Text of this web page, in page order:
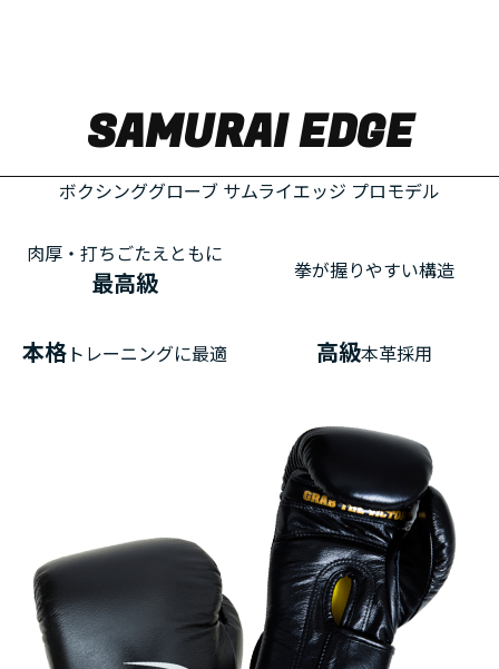
SAMURAI EDGE
ボクシンググローブ サムライエッジ プロモデル
肉厚・打ちごたえともに
最高級 拳が握りやすい構造
本格 トレーニングに最適 高級本革採用